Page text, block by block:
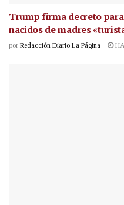
Trump firma decreto
nacidos de madres
por Redacción Diario La Página